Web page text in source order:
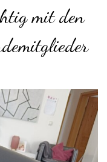
mit den